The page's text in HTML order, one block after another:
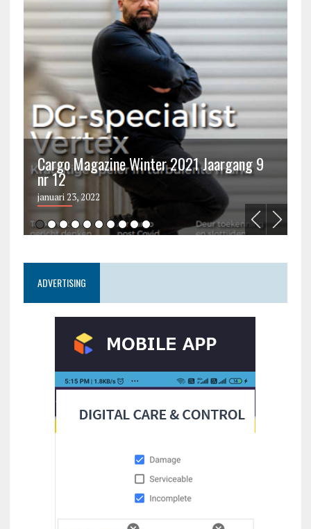
Cargo Magazine Winter 2021 Jaargang 9
nr 12
januari 23, 2022
ADVERTISING